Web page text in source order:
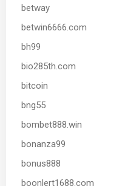
betway
betwin6666.com
bh99
bio285th.com
bitcoin
bng55
bombet888.win
bonanza99
bonus888
boonlert1688.com